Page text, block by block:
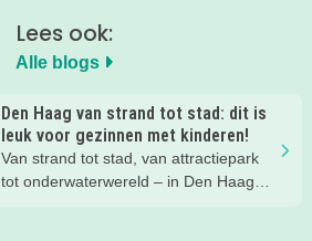
Lees ook:
Alle blogs
Den Haag van strand tot stad: dit is
leuk voor gezinnen met kinderen!
Van strand tot stad, van attractiepark
tot onderwaterwereld – in Den Haag